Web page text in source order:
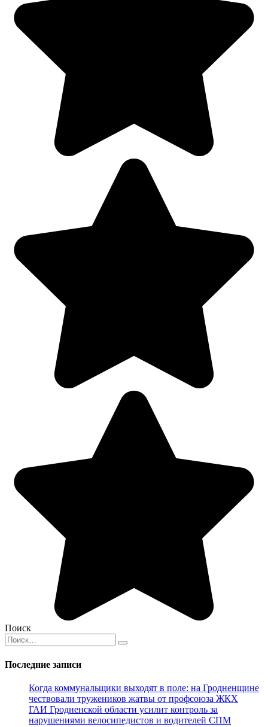
Поиск
Search
for:
Последние записи
Когда коммунальщики выходят в поле: на Гродненщине
чествовали тружеников жатвы от профсоюза ЖКХ
ГАИ Гродненской области усилит контроль за
нарушениями велосипедистов и водителей СПМ